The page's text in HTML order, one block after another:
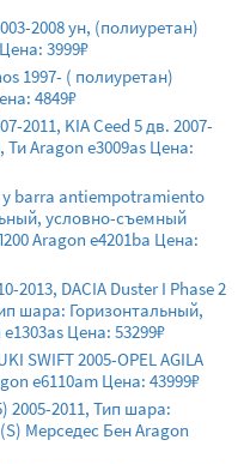
2008 ун, (полиуретан)
3999₽
1997- ( полиуретан)
4849₽
2011, KIA Ceed 5 дв. 2007-
Ти Aragon e3009as Цена:
y barra antiempotramiento
условно-съемный
Aragon e4201ba Цена:
2013, DACIA Duster I Phase 2
шара: Горизонтальный,
Цена: 53299₽
SWIFT 2005-OPEL AGILA
e6110am Цена: 43999₽
2005-2011, Тип шара:
Мерседес Бен Aragon